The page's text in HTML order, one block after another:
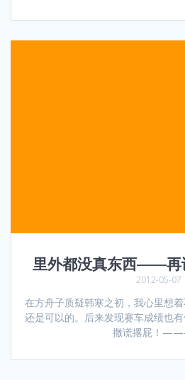
里外都没真东西——再
2012-05-07
在方舟子质疑韩寒之初，我心里想
还是可以的。后来发现赛车成绩也
撒谎撂屁！